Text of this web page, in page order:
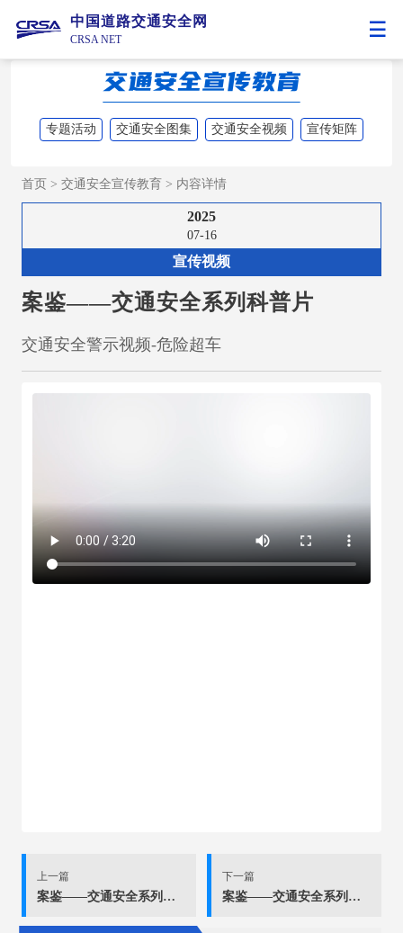
中国道路交通安全网
CRSA NET
专题活动 交通安全图集 交通安全视频 宣传矩阵
首页 > 交通安全宣传教育 > 内容详情
2025
07-16
宣传视频
案鉴——交通安全系列科普片
交通安全警示视频-危险超车
上一篇
案鉴——交通安全系列科普片
下一篇
案鉴——交通安全系列科普片